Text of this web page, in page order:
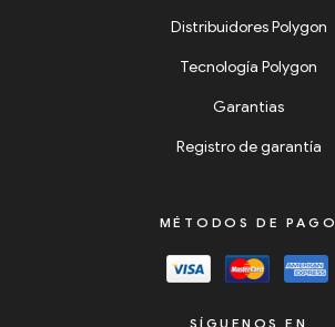
Distribuidores Polygon
Tecnología Polygon
Garantias
Registro de garantía
MÉTODOS DE PAGO
SÍGUENOS EN